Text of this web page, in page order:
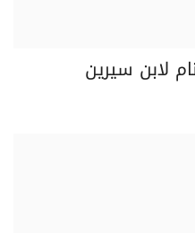
لابن سيرين